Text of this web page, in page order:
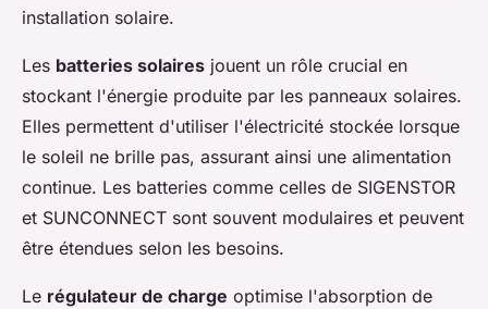
installation solaire.
Les batteries solaires jouent un rôle crucial en
stockant l'énergie produite par les panneaux solaires.
Elles permettent d'utiliser l'électricité stockée lorsque
le soleil ne brille pas, assurant ainsi une alimentation
continue. Les batteries comme celles de SIGENSTOR
et SUNCONNECT sont souvent modulaires et peuvent
être étendues selon les besoins.
Le régulateur de charge optimise l'absorption de